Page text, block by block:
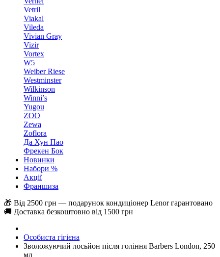
Vetril
Viakal
Vileda
Vivian Gray
Vizir
Vortex
W5
Weiber Riese
Westminster
Wilkinson
Winni’s
Yugou
ZOO
Zewa
Zoflora
Да Хун Пао
Фрекен Бок
Новинки
Набори %
Акції
Франшиза
🎁 Від 2500 грн — подарунок кондиціонер Lenor гарантовано
🚚 Доставка безкоштовно від 1500 грн
Особиста гігієна
Зволожуючий лосьйон після гоління Barbers London, 250
мл